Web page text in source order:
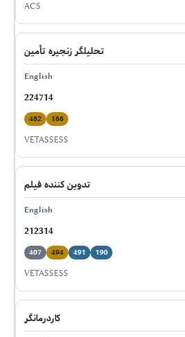
ACS
تحلیلگر زنجیره تأمین
224714
186
482
VETASSESS
تدوین کننده فیلم
212314
190
491
494
407
VETASSESS
کاردرمانگر